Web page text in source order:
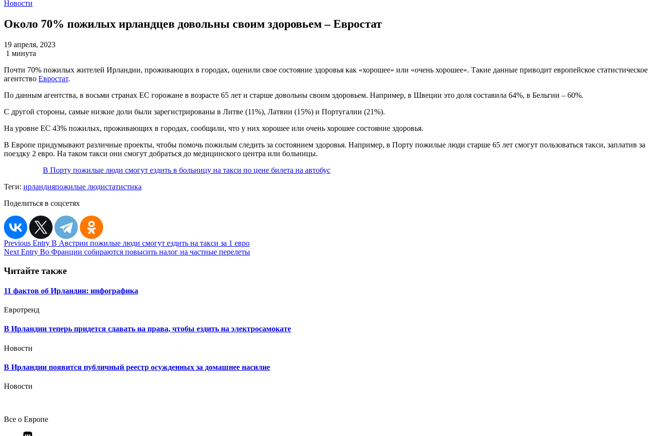
Новости
Около 70% пожилых ирландцев довольны своим здоровьем – Евростат
19 апреля, 2023
1 минута
Почти 70% пожилых жителей Ирландии, проживающих в городах, оценили свое состояние здоровья как «хорошее» или «очень хорошее». Такие данные приводит европейское статистическое
агентство Евростат.
По данным агентства, в восьми странах ЕС горожане в возрасте 65 лет и старше довольны своим здоровьем. Например, в Швеции это доля составила 64%, в Бельгии – 60%.
С другой стороны, самые низкие доли были зарегистрированы в Литве (11%), Латвии (15%) и Португалии (21%).
На уровне ЕС 43% пожилых, проживающих в городах, сообщили, что у них хорошее или очень хорошее состояние здоровья.
В Европе придумывают различные проекты, чтобы помочь пожилым следить за состоянием здоровья. Например, в Порту пожилые люди старше 65 лет смогут пользоваться такси, заплатив за
поездку 2 евро. На таком такси они смогут добраться до медицинского центра или больницы.
В Порту пожилые люди смогут ездить в больницу на такси по цене билета на автобус
Теги: ирландияпожилые людистатистика
Поделиться в соцсетях
Навигация
по
записям
Previous Entry В Австрии пожилые люди смогут ездить на такси за 1 евро
Next Entry Во Франции собираются повысить налог на частные перелеты
Читайте также
11 фактов об Ирландии: инфографика
Евротренд
В Ирландии теперь придется сдавать на права, чтобы ездить на электросамокате
Новости
В Ирландии появится публичный реестр осужденных за домашнее насилие
Новости
Все о Европе